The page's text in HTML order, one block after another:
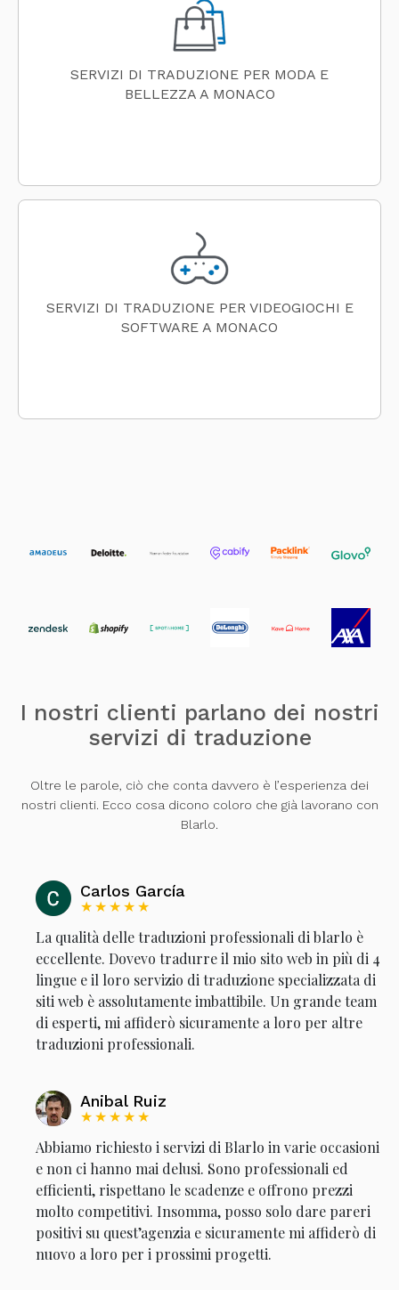
SERVIZI DI TRADUZIONE PER MODA E
BELLEZZA A MONACO
SERVIZI DI TRADUZIONE PER VIDEOGIOCHI E
SOFTWARE A MONACO
I nostri clienti parlano dei nostri
servizi di traduzione
Oltre le parole, ciò che conta davvero è l’esperienza dei
nostri clienti. Ecco cosa dicono coloro che già lavorano con
Blarlo.
Carlos García
★★★★★
La qualità delle traduzioni professionali di blarlo è
eccellente. Dovevo tradurre il mio sito web in più di 4
lingue e il loro servizio di traduzione specializzata di
siti web è assolutamente imbattibile. Un grande team
di esperti, mi affiderò sicuramente a loro per altre
traduzioni professionali.
Anibal Ruiz
★★★★★
Abbiamo richiesto i servizi di Blarlo in varie occasioni
e non ci hanno mai delusi. Sono professionali ed
efficienti, rispettano le scadenze e offrono prezzi
molto competitivi. Insomma, posso solo dare pareri
positivi su quest’agenzia e sicuramente mi affiderò di
nuovo a loro per i prossimi progetti.